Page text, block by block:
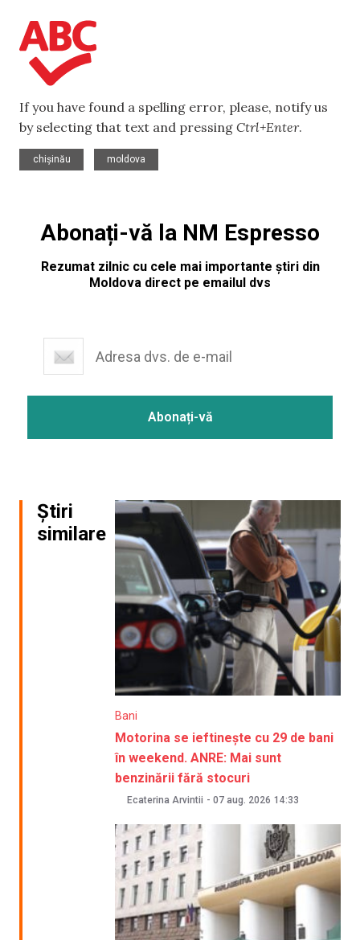
If you have found a spelling error, please, notify us
by selecting that text and pressing Ctrl+Enter.
chișinău
moldova
Abonați-vă la NM Espresso
Rezumat zilnic cu cele mai importante știri din
Moldova direct pe emailul dvs
Știri
similare
Bani
Motorina se ieftinește cu 29 de bani
în weekend. ANRE: Mai sunt
benzinării fără stocuri
Ecaterina Arvintii - 07 aug. 2026 14:33